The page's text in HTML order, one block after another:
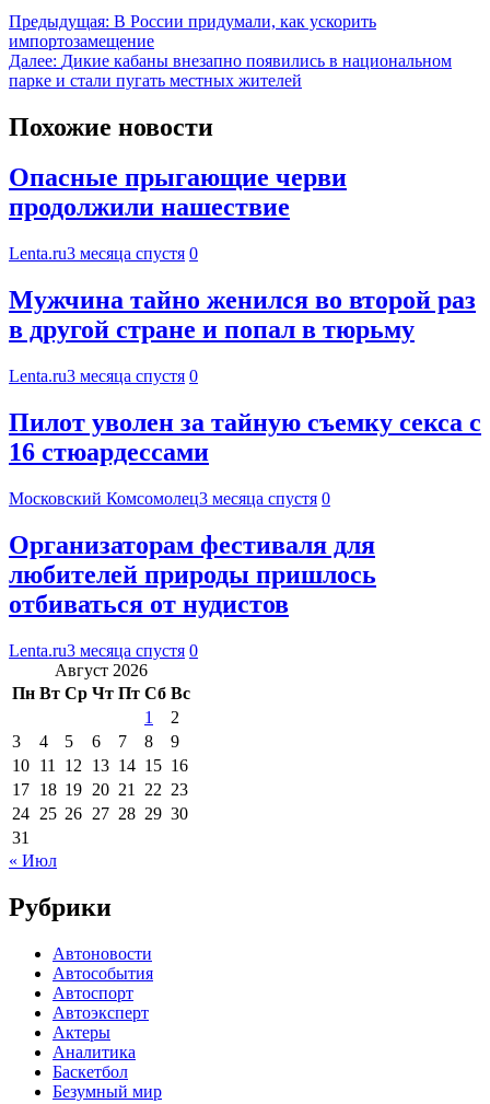
Предыдущая: В России придумали, как ускорить
импортозамещение
Далее: Дикие кабаны внезапно появились в национальном
парке и стали пугать местных жителей
Похожие новости
Опасные прыгающие черви
продолжили нашествие
Lenta.ru3 месяца спустя 0
Мужчина тайно женился во второй раз
в другой стране и попал в тюрьму
Lenta.ru3 месяца спустя 0
Пилот уволен за тайную съемку секса с
16 стюардессами
Московский Комсомолец3 месяца спустя 0
Организаторам фестиваля для
любителей природы пришлось
отбиваться от нудистов
Lenta.ru3 месяца спустя 0
Август 2026
Пн Вт Ср Чт Пт Сб Вс
1
2
3
4 5 6 7 8
9
10 11 12 13 14 15 16
17 18 19 20 21 22 23
24 25 26 27 28 29 30
31
« Июл
Рубрики
Автоновости
Автособытия
Автоспорт
Автоэксперт
Актеры
Аналитика
Баскетбол
Безумный мир